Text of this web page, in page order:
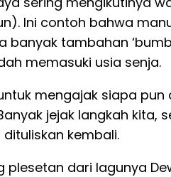
Ini contoh bahwa
tambahan
memasuki usia senja.
mengajak siapa
jejak langkah kita,
kembali.
dari lagunya